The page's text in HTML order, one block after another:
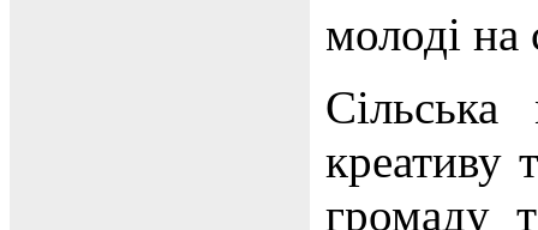
молоді на
креативу
громаду